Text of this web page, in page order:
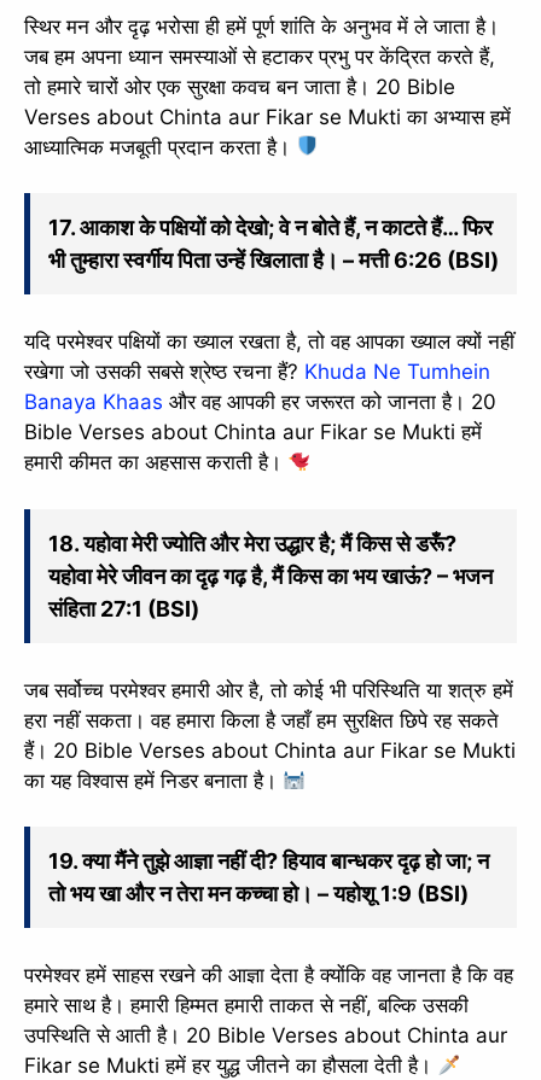
स्थिर मन और दृढ़ भरोसा ही हमें पूर्ण शांति के अनुभव में ले जाता है।
जब हम अपना ध्यान समस्याओं से हटाकर प्रभु पर केंद्रित करते हैं,
तो हमारे चारों ओर एक सुरक्षा कवच बन जाता है। 20 Bible
Verses about Chinta aur Fikar se Mukti का अभ्यास हमें
आध्यात्मिक मजबूती प्रदान करता है।
17. आकाश के पक्षियों को देखो; वे न बोते हैं, न काटते हैं… फिर
भी तुम्हारा स्वर्गीय पिता उन्हें खिलाता है। – मत्ती 6:26 (BSI)
यदि परमेश्वर पक्षियों का ख्याल रखता है, तो वह आपका ख्याल क्यों नहीं
रखेगा जो उसकी सबसे श्रेष्ठ रचना हैं? Khuda Ne Tumhein
Banaya Khaas और वह आपकी हर जरूरत को जानता है। 20
Bible Verses about Chinta aur Fikar se Mukti हमें
हमारी कीमत का अहसास कराती है।
18. यहोवा मेरी ज्योति और मेरा उद्धार है; मैं किस से डरूँ?
यहोवा मेरे जीवन का दृढ़ गढ़ है, मैं किस का भय खाऊं? – भजन
संहिता 27:1 (BSI)
जब सर्वोच्च परमेश्वर हमारी ओर है, तो कोई भी परिस्थिति या शत्रु हमें
हरा नहीं सकता। वह हमारा किला है जहाँ हम सुरक्षित छिपे रह सकते
हैं। 20 Bible Verses about Chinta aur Fikar se Mukti
का यह विश्वास हमें निडर बनाता है।
19. क्या मैंने तुझे आज्ञा नहीं दी? हियाव बान्धकर दृढ़ हो जा; न
तो भय खा और न तेरा मन कच्चा हो। – यहोशू 1:9 (BSI)
परमेश्वर हमें साहस रखने की आज्ञा देता है क्योंकि वह जानता है कि वह
हमारे साथ है। हमारी हिम्मत हमारी ताकत से नहीं, बल्कि उसकी
उपस्थिति से आती है। 20 Bible Verses about Chinta aur
Fikar se Mukti हमें हर युद्ध जीतने का हौसला देती है।